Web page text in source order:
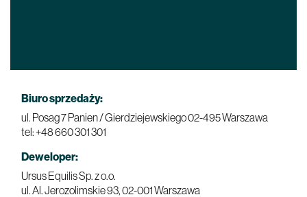
Biuro sprzedaży:
ul. Posag 7 Panien / Gierdziejewskiego02-495 Warszawa
tel: +48 660 301 301
Deweloper:
Ursus Equilis Sp. z o.o.
ul. Al. Jerozolimskie 93,02-001 Warszawa